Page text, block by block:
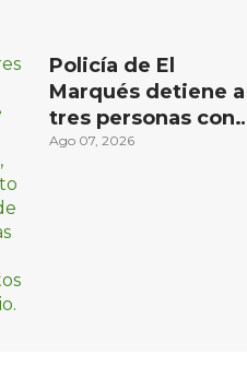
Policía de El
Marqués detiene a
tres personas con
distintos narcóticos
Ago 07, 2026